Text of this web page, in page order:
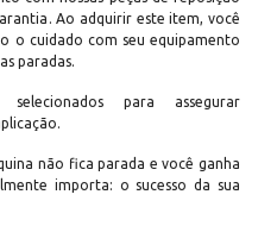
Ao adquirir este item, você
o cuidado com seu equipamento
paradas.
selecionados para assegurar
não fica parada e você ganha
importa: o sucesso da sua